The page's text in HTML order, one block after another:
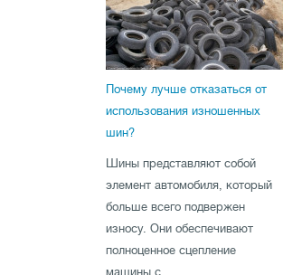
Почему лучше отказаться от
использования изношенных
шин?
Шины представляют собой
элемент автомобиля, который
больше всего подвержен
износу. Они обеспечивают
полноценное сцепление
машины с..